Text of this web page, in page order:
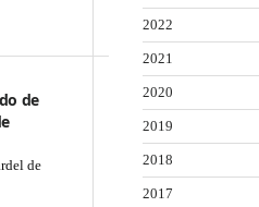
de
de
2022
2021
2020
2019
2018
2017